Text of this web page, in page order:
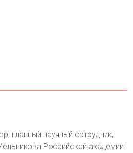
главный научный сотрудник,
Российской академии